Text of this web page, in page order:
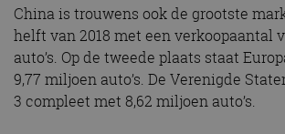
China is trouwens ook de grootste
helft van 2018 met een verkoopaantal
auto’s. Op de tweede plaats staat
9,77 miljoen auto’s. De Verenigde
3 compleet met 8,62 miljoen auto’s.